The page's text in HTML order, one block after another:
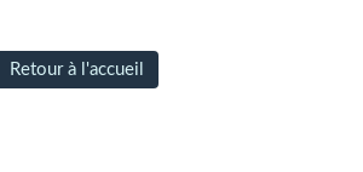
Retour à l'accueil